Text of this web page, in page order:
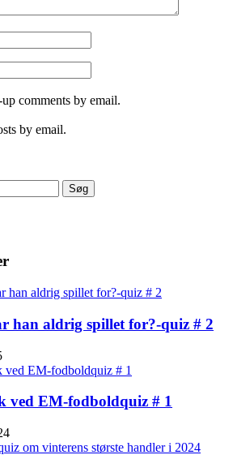
comments by email.
by email.
han aldrig spillet for?-quiz # 2
ved EM-fodboldquiz # 1